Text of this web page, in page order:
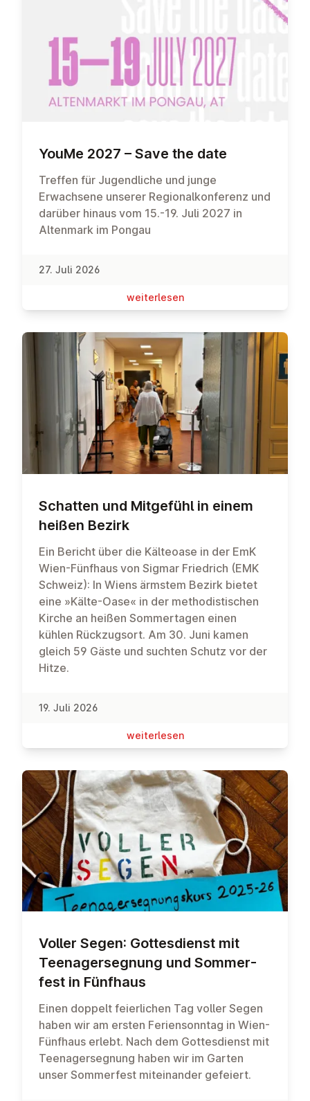
YouMe 2027 – Save the date
Treffen für Jugendliche und junge
Erwachsene unserer Regionalkonferenz und
darüber hinaus vom 15.-19. Juli 2027 in
Altenmark im Pongau
27. Juli 2026
wei­ter­le­sen
Schatten und Mitgefühl in einem
heißen Bezirk
Ein Bericht über die Kälteoase in der EmK
Wien-Fünfhaus von Sigmar Friedrich (EMK
Schweiz): In Wiens ärmstem Bezirk bietet
eine »Kälte-Oase« in der methodistischen
Kirche an heißen Sommertagen einen
kühlen Rückzugsort. Am 30. Juni kamen
gleich 59 Gäste und suchten Schutz vor der
Hitze.
19. Juli 2026
wei­ter­le­sen
Voller Segen: Got­tes­dienst mit
Teen­ager­seg­nung und Som­mer­
fest in Fünfhaus
Einen doppelt feierlichen Tag voller Segen
haben wir am ersten Feriensonntag in Wien-
Fünfhaus erlebt. Nach dem Gottesdienst mit
Teenagersegnung haben wir im Garten
unser Sommerfest miteinander gefeiert.